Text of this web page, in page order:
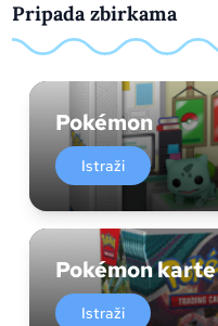
Pripada zbirkama
Pokémon
Istraži
Pokémon karte
Istraži